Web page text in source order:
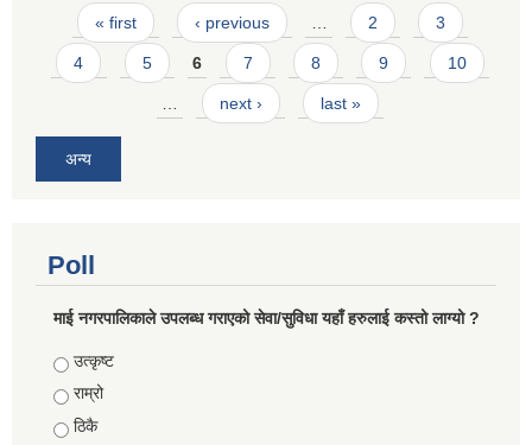
Pages
« first ‹ previous … 2 3
4 5 6 7 8 9 10
… next › last »
अन्य
Poll
माई नगरपालिकाले उपलब्ध गराएको सेवा/सुविधा यहाँ हरुलाई कस्तो लाग्यो ?
Choices
उत्कृष्ट
राम्रो
ठिकै